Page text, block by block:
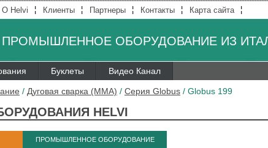
О Helvi ¦ Клиенты ¦ Партнеры ¦ Контакты ¦ Карта сайта ¦
ПРОМЫШЛЕННОЕ ОБОРУДОВАНИЕ ИЗ
Буклеты Видео Канал
/ Дуговая сварка (MMA) / Серия Globus / Globus 199
HELVI
ПРОМЫШЛЕННОЕ ОБОРУДОВАНИЕ